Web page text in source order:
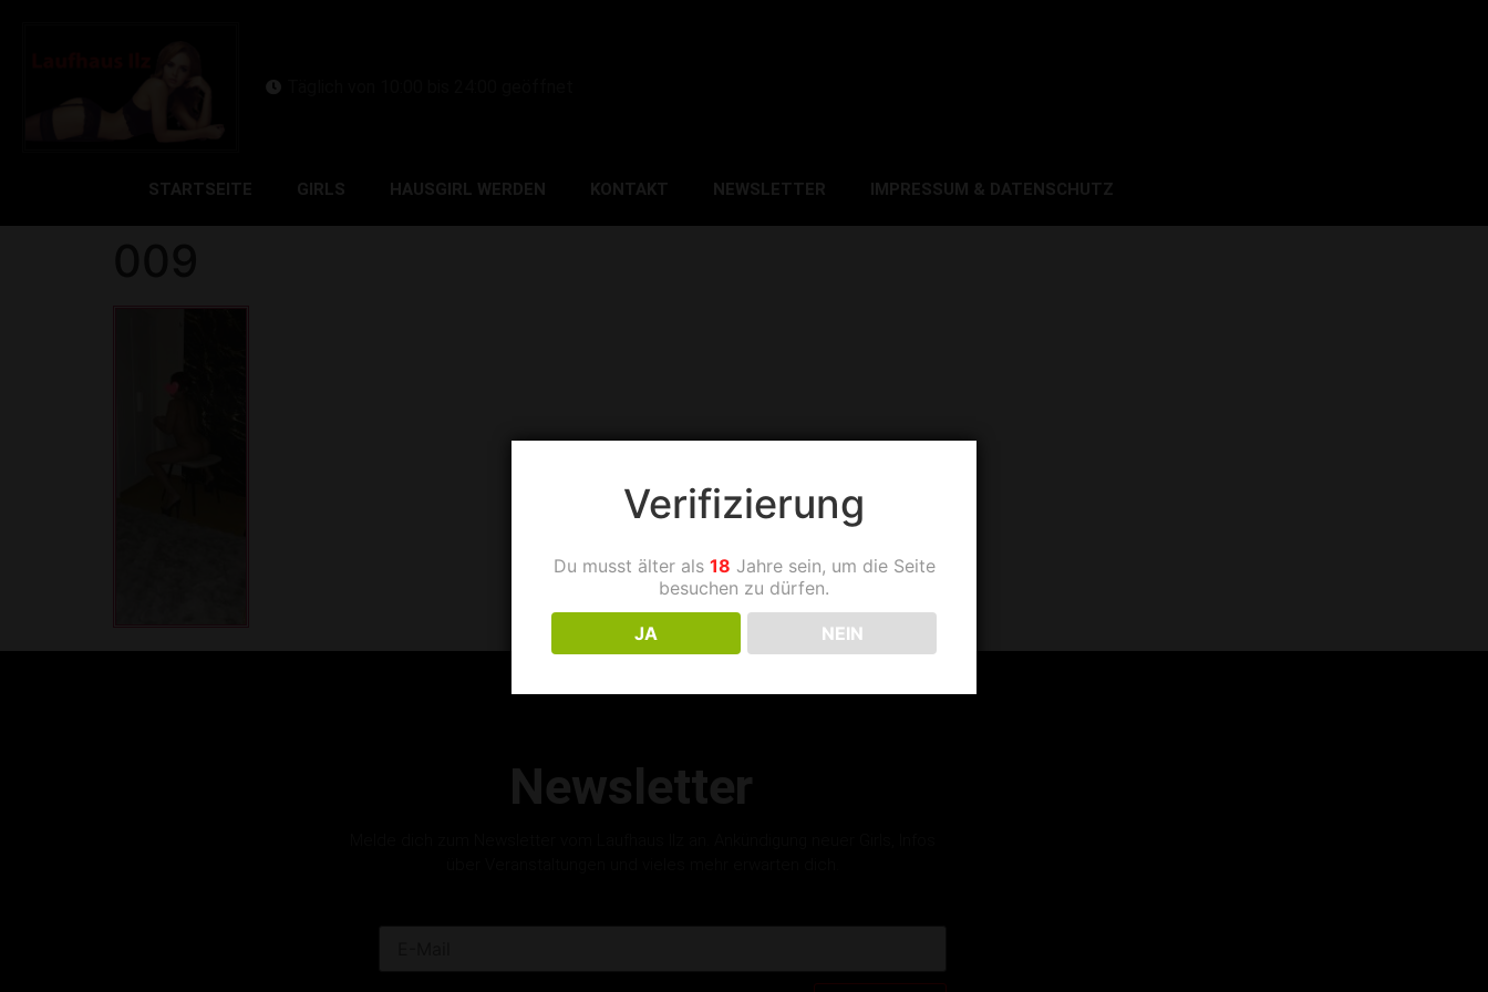
STARTSEITE GIRLS HAUSGIRL WERDEN KONTAKT NEWSLETTER IMPRESSUM & DATENSCHUTZ
Newsletter
Verifizierung
Du musst älter als 18 Jahre sein, um die Seite
besuchen zu dürfen.
JA NEIN